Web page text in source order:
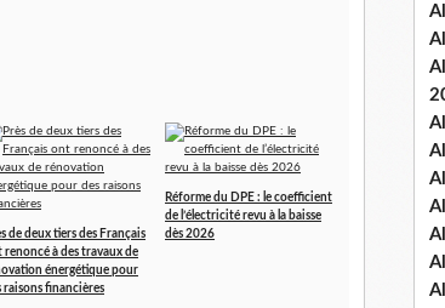
de deux tiers des Français
renoncé à des travaux de
énergétique pour
raisons financières
Réforme du DPE : le coefficient
de l’électricité revu à la baisse
dès 2026